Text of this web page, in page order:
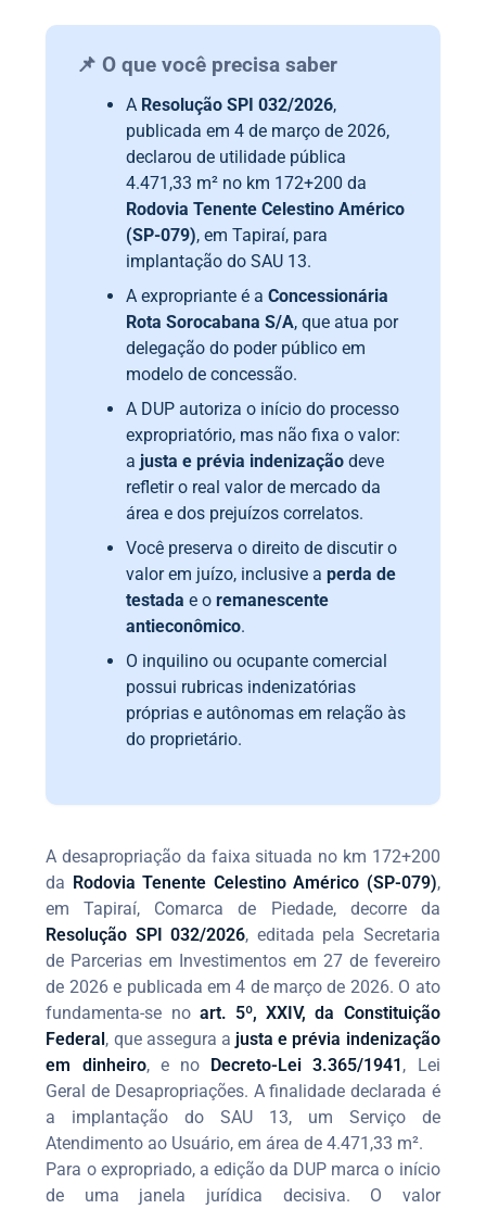
📌 O que você precisa saber
A Resolução SPI 032/2026,
publicada em 4 de março de 2026,
declarou de utilidade pública
4.471,33 m² no km 172+200 da
Rodovia Tenente Celestino Américo
(SP-079), em Tapiraí, para
implantação do SAU 13.
A expropriante é aConcessionária
Rota Sorocabana S/A, que atua por
delegação do poder público em
modelo de concessão.
A DUP autoriza o início do processo
expropriatório, mas não fixa o valor:
a justa e prévia indenização deve
refletir o real valor de mercado da
área e dos prejuízos correlatos.
Você preserva o direito de discutir o
valor em juízo, inclusive aperda de
testada e oremanescente
antieconômico.
O inquilino ou ocupante comercial
possui rubricas indenizatórias
próprias e autônomas em relação às
do proprietário.
A desapropriação da faixa situada no km 172+200
da Rodovia Tenente Celestino Américo (SP-079),
em Tapiraí, Comarca de Piedade, decorre da
Resolução SPI 032/2026, editada pela Secretaria
de Parcerias em Investimentos em 27 de fevereiro
de 2026 e publicada em 4 de março de 2026. O ato
fundamenta-se no art. 5º, XXIV, da Constituição
Federal, que assegura a justa e prévia indenização
em dinheiro, e no Decreto-Lei 3.365/1941, Lei
Geral de Desapropriações. A finalidade declarada é
a implantação do SAU 13, um Serviço de
Atendimento ao Usuário, em área de 4.471,33 m².
Para o expropriado, a edição da DUP marca o início
de uma janela jurídica decisiva. O valor